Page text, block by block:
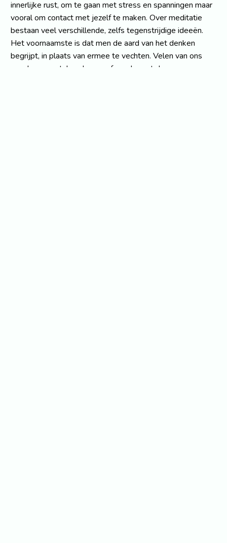
innerlijke rust, om te gaan met stress en spanningen maar
vooral om contact met jezelf te maken. Over meditatie
bestaan veel verschillende, zelfs tegenstrijdige ideeën.
Het voornaamste is dat men de aard van het denken
begrijpt, in plaats van ermee te vechten. Velen van ons
worden meestal gedreven of overheerst door onze